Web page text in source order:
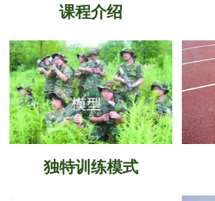
课程介绍
独特训练模式